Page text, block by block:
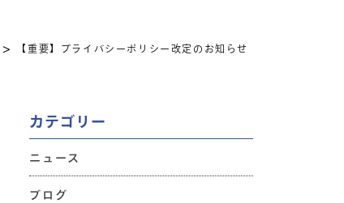
> 【重要】プライバシーポリシー改定のお知らせ
カテゴリー
ニュース
ブログ